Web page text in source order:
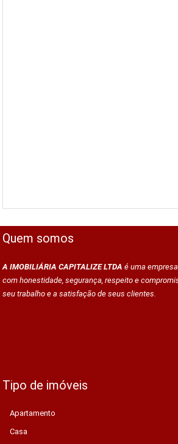
Quem somos
A IMOBILIÁRIA CAPITALIZE LTDA é uma
com honestidade, segurança, respeito e
seu trabalho e a satisfação de seus clientes.
Tipo de imóveis
Apartamento
Casa